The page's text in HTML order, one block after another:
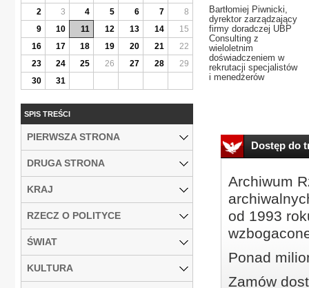
Bartłomiej Piwnicki,
dyrektor zarządzający
firmy doradczej UBP
Consulting z
wieloletnim
doświadczeniem w
rekrutacji specjalistów
i menedżerów
Dostęp do
Archiwum
od 1993
Ponad
Zamów
2
3 4 5 6 7
8
9
10 11 12 13 14
15
16
17 18 19 20 21
22
23
24 25 26 27 28
29
30
31
SPIS TREŚCI
PIERWSZA STRONA
DRUGA STRONA
KRAJ
RZECZ O POLITYCE
ŚWIAT
KULTURA